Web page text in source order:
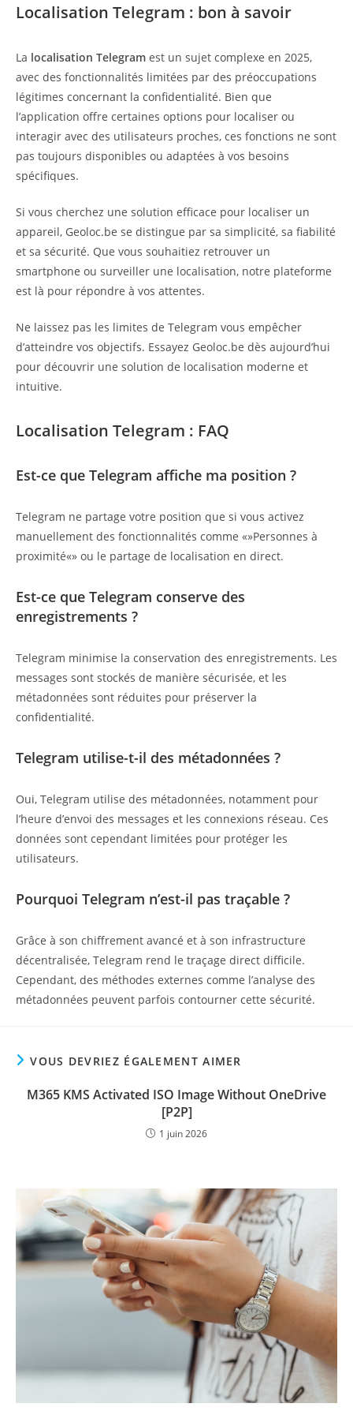
Localisation Telegram : bon à savoir
La localisation Telegram est un sujet complexe en 2025,
avec des fonctionnalités limitées par des préoccupations
légitimes concernant la confidentialité. Bien que
l’application offre certaines options pour localiser ou
interagir avec des utilisateurs proches, ces fonctions ne sont
pas toujours disponibles ou adaptées à vos besoins
spécifiques.
Si vous cherchez une solution efficace pour localiser un
appareil, Geoloc.be se distingue par sa simplicité, sa fiabilité
et sa sécurité. Que vous souhaitiez retrouver un
smartphone ou surveiller une localisation, notre plateforme
est là pour répondre à vos attentes.
Ne laissez pas les limites de Telegram vous empêcher
d’atteindre vos objectifs. Essayez Geoloc.be dès aujourd’hui
pour découvrir une solution de localisation moderne et
intuitive.
Localisation Telegram : FAQ
Est-ce que Telegram affiche ma position ?
Telegram ne partage votre position que si vous activez
manuellement des fonctionnalités comme «»Personnes à
proximité«» ou le partage de localisation en direct.
Est-ce que Telegram conserve des
enregistrements ?
Telegram minimise la conservation des enregistrements. Les
messages sont stockés de manière sécurisée, et les
métadonnées sont réduites pour préserver la
confidentialité.
Telegram utilise-t-il des métadonnées ?
Oui, Telegram utilise des métadonnées, notamment pour
l’heure d’envoi des messages et les connexions réseau. Ces
données sont cependant limitées pour protéger les
utilisateurs.
Pourquoi Telegram n’est-il pas traçable ?
Grâce à son chiffrement avancé et à son infrastructure
décentralisée, Telegram rend le traçage direct difficile.
Cependant, des méthodes externes comme l’analyse des
métadonnées peuvent parfois contourner cette sécurité.
VOUS DEVRIEZ ÉGALEMENT AIMER
M365 KMS Activated ISO Image Without OneDrive
[P2P]
1 juin 2026